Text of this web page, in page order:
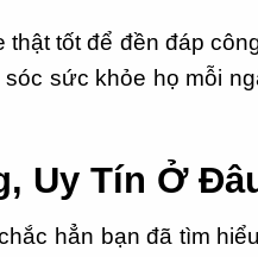
tốt để đền đáp
sức khỏe họ mỗi
Uy Tín Ở
hẳn bạn đã tìm